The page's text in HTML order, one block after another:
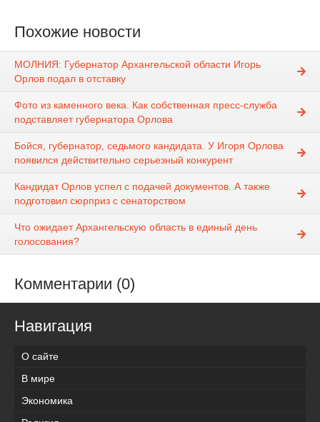
Похожие новости
МОЛНИЯ: Губернатор Архангельской области Игорь
Орлов подал в отставку
Фото из каменного века. Как собственная пресс-служба
подставляет губернатора Орлова
Бойся, губернатор, седьмого кандидата. У Игоря Орлова
появился действительно серьезный конкурент
Кандидат Орлов успел с подачей документов. А также
подготовил сюрприз c сенаторством
Что ожидает Архангельскую область в единый день
голосования?
Комментарии (0)
Навигация
О сайте
В мире
Экономика